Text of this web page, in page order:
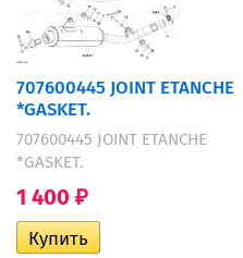
707600445 JOINT ETANCHE
*GASKET.
707600445 JOINT ETANCHE
*GASKET.
1 400 ₽